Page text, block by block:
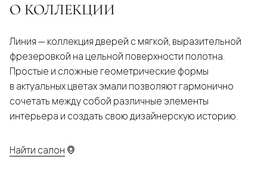
О КОЛЛЕКЦИИ
Линия — коллекция дверей с мягкой, выразительной
фрезеровкой на цельной поверхности полотна.
Простые и сложные геометрические формы
в актуальных цветах эмали позволяют гармонично
сочетать между собой различные элементы
интерьера и создать свою дизайнерскую историю.
Найти салон